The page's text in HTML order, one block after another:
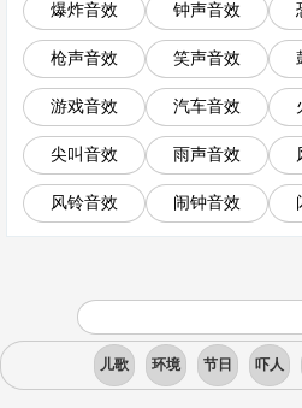
爆炸音效 钟声音效
枪声音效 笑声音效
游戏音效 汽车音效
尖叫音效 雨声音效
风铃音效 闹钟音效
儿歌 环境 节日 吓人